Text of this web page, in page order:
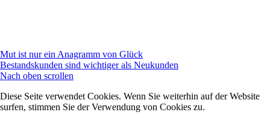
Mut ist nur ein Anagramm von Glück
Bestandskunden sind wichtiger als Neukunden
Nach oben scrollen
Diese Seite verwendet Cookies. Wenn Sie weiterhin auf der Website
surfen, stimmen Sie der Verwendung von Cookies zu.